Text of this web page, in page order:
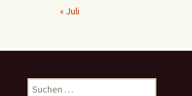
« Juli